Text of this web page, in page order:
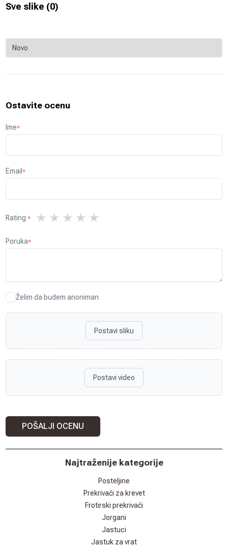
Sve slike (0)
Ostavite ocenu
Ime*
Email*
Rating * ★ ★ ★ ★ ★
Poruka*
Želim da budem anoniman
Postavi sliku
Postavi video
POŠALJI OCENU
Najtraženije kategorije
Posteljine
Prekrivači za krevet
Frotirski prekrivači
Jorgani
Jastuci
Jastuk za vrat